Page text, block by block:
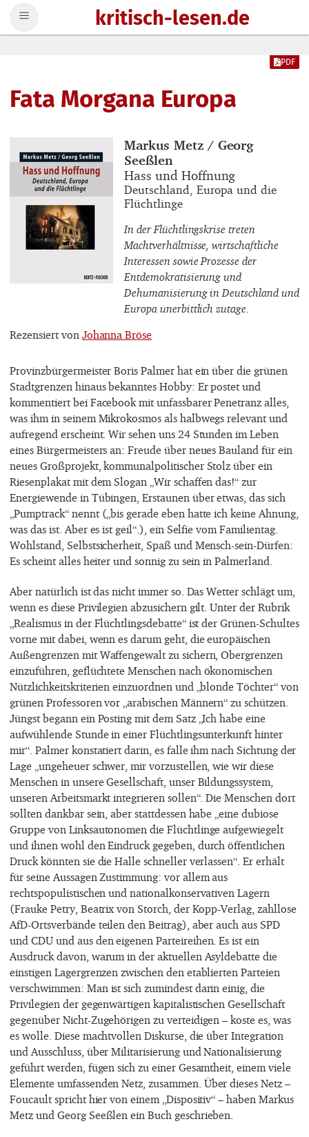
kritisch-lesen.de
Fata Morgana Europa
PDF
Buchautor_innen
Markus Metz / Georg
Seeßlen
Buchtitel
Hass und Hoffnung
Buchuntertitel
Deutschland, Europa und die
Flüchtlinge
In der Flüchtlingskrise treten
Machtverhältnisse, wirtschaftliche
Interessen sowie Prozesse der
Entdemokratisierung und
Dehumanisierung in Deutschland und
Europa unerbittlich zutage.
Rezensiert von Johanna Bröse
Provinzbürgermeister Boris Palmer hat ein über die grünen
Stadtgrenzen hinaus bekanntes Hobby: Er postet und
kommentiert bei Facebook mit unfassbarer Penetranz alles,
was ihm in seinem Mikrokosmos als halbwegs relevant und
aufregend erscheint. Wir sehen uns 24 Stunden im Leben
eines Bürgermeisters an: Freude über neues Bauland für ein
neues Großprojekt, kommunalpolitischer Stolz über ein
Riesenplakat mit dem Slogan „Wir schaffen das!“ zur
Energiewende in Tübingen, Erstaunen über etwas, das sich
„Pumptrack“ nennt („bis gerade eben hatte ich keine Ahnung,
was das ist. Aber es ist geil“.), ein Selfie vom Familientag.
Wohlstand, Selbstsicherheit, Spaß und Mensch-sein-Dürfen:
Es scheint alles heiter und sonnig zu sein in Palmerland.
Aber natürlich ist das nicht immer so. Das Wetter schlägt um,
wenn es diese Privilegien abzusichern gilt. Unter der Rubrik
„Realismus in der Flüchtlingsdebatte“ ist der Grünen-Schultes
vorne mit dabei, wenn es darum geht, die europäischen
Außengrenzen mit Waffengewalt zu sichern, Obergrenzen
einzuführen, geflüchtete Menschen nach ökonomischen
Nützlichkeitskriterien einzuordnen und „blonde Töchter“ von
grünen Professoren vor „arabischen Männern“ zu schützen.
Jüngst begann ein Posting mit dem Satz „Ich habe eine
aufwühlende Stunde in einer Flüchtlingsunterkunft hinter
mir“. Palmer konstatiert darin, es falle ihm nach Sichtung der
Lage „ungeheuer schwer, mir vorzustellen, wie wir diese
Menschen in unsere Gesellschaft, unser Bildungssystem,
unseren Arbeitsmarkt integrieren sollen“. Die Menschen dort
sollten dankbar sein, aber stattdessen habe „eine dubiose
Gruppe von Linksautonomen die Flüchtlinge aufgewiegelt
und ihnen wohl den Eindruck gegeben, durch öffentlichen
Druck könnten sie die Halle schneller verlassen“. Er erhält
für seine Aussagen Zustimmung: vor allem aus
rechtspopulistischen und nationalkonservativen Lagern
(Frauke Petry, Beatrix von Storch, der Kopp-Verlag, zahllose
AfD-Ortsverbände teilen den Beitrag), aber auch aus SPD
und CDU und aus den eigenen Parteireihen. Es ist ein
Ausdruck davon, warum in der aktuellen Asyldebatte die
einstigen Lagergrenzen zwischen den etablierten Parteien
verschwimmen: Man ist sich zumindest darin einig, die
Privilegien der gegenwärtigen kapitalistischen Gesellschaft
gegenüber Nicht-Zugehörigen zu verteidigen – koste es, was
es wolle. Diese machtvollen Diskurse, die über Integration
und Ausschluss, über Militarisierung und Nationalisierung
geführt werden, fügen sich zu einer Gesamtheit, einem viele
Elemente umfassenden Netz, zusammen. Über dieses Netz –
Foucault spricht hier von einem „Dispositiv“ – haben Markus
Metz und Georg Seeßlen ein Buch geschrieben.